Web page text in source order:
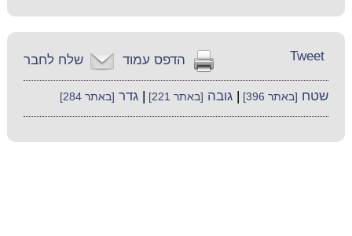
שלח לחבר הדפס עמוד Tweet
שטח [באתר 396] |גובה [באתר 221] |גדר [באתר 284]